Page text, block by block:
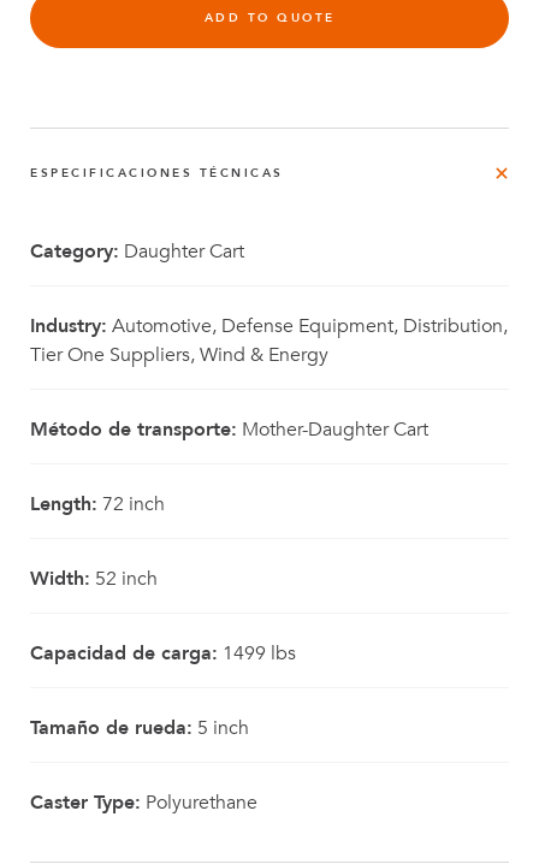
ADD TO QUOTE
ESPECIFICACIONES TÉCNICAS
Category: Daughter Cart
Industry: Automotive, Defense Equipment, Distribution,
Tier One Suppliers, Wind & Energy
Método de transporte: Mother-Daughter Cart
Length: 72 inch
Width: 52 inch
Capacidad de carga: 1499 lbs
Tamaño de rueda: 5 inch
Caster Type: Polyurethane